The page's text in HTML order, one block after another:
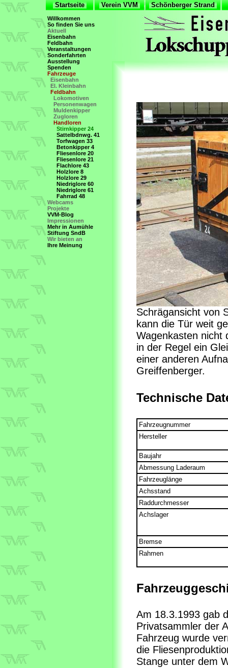
Startseite Verein VVM Schönberger Strand
Willkommen
So finden Sie uns
Aktuell
Eisenbahn
Feldbahn
Veranstaltungen
Sonderfahrten
Ausstellung
Spenden
Fahrzeuge
Eisenbahn
El. Kleinbahn
Feldbahn
Lokomotiven
Personenwagen
Muldenkipper
Zugloren
Handloren
Stirnkipper 24
Sattelbdnwg. 41
Torfwagen 33
Betonkipper 4
Fliesenlore 20
Fliesenlore 21
Flachlore 43
Holzlore 8
Holzlore 29
Niedriglore 60
Niedriglore 61
Fahrrad 48
Webcams
Projekte
VVM-Blog
Impressionen
Mehr in Aumühle
Stiftung SndB
Wir bieten an
Ihre Meinung
Schrägansicht von
kann die Tür weit
Wagenkasten nicht
in der Regel ein
einer anderen
Greiffenberger.
Technische
Fahrzeugnummer
Hersteller
Baujahr
Abmessung Laderaum
Fahrzeuglänge
Achsstand
Raddurchmesser
Achslager
Bremse
Rahmen
Am 18.3.1993 gab
Privatsammler der
Fahrzeug wurde
die
Stange unter dem